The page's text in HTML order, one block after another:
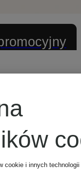
JUNE
cookie i innych